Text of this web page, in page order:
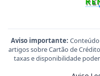
Aviso importante:
artigos sobre Cartão de
taxas e disponibilidade